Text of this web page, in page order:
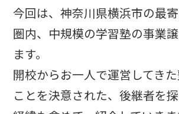
今回は、神奈川県横浜市の最
圏内、中規模の学習塾の事業
ます。
開校からお一人で運営してき
ことを決意された、後継者を探